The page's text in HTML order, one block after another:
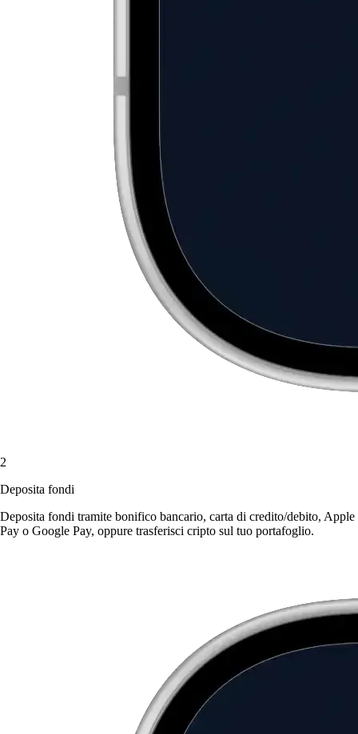
2
Deposita fondi
Deposita fondi tramite bonifico bancario, carta di credito/debito, Apple
Pay o Google Pay, oppure trasferisci cripto sul tuo portafoglio.